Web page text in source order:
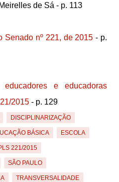
de Sá - p. 113
Senado nº 221, de 2015 - p.
e educadoras
2015 - p. 129
DISCIPLINARIZAÇÃO
BÁSICA ESCOLA
221/2015
SÃO PAULO
TRANSVERSALIDADE